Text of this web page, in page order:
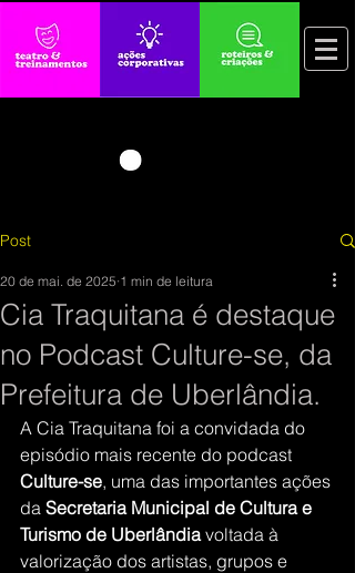
Post
Cia Traquitana é destaque
no Podcast Culture-se, da
Prefeitura de Uberlândia.
20 de mai. de 2025 1 min de leitura
A Cia Traquitana foi a convidada do
episódio mais recente do podcast
Culture-se, uma das importantes ações
da Secretaria Municipal de Cultura e
Turismo de Uberlândia voltada à
valorização dos artistas, grupos e